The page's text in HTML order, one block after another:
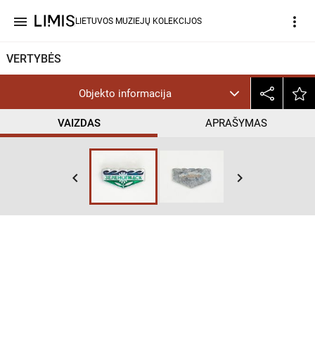
menu LIETUVOS MUZIEJŲ KOLEKCIJOS more_vert
VERTYBĖS
Objekto informacija
VAIZDAS APRAŠYMAS
keyboard_arrow_left keyboard_arrow_right